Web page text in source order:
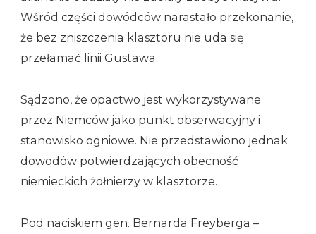
Wśród części dowódców narastało przekonanie,
że bez zniszczenia klasztoru nie uda się
przełamać linii Gustawa.
Sądzono, że opactwo jest wykorzystywane
przez Niemców jako punkt obserwacyjny i
stanowisko ogniowe. Nie przedstawiono jednak
dowodów potwierdzających obecność
niemieckich żołnierzy w klasztorze.
Pod naciskiem gen. Bernarda Freyberga –